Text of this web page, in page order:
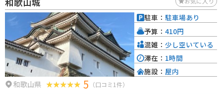
ぐりと呼ばれるイベントも開催されています。各所に展示されるひな人形が
春の訪れを告げます。
和歌山県 5 （口コミ1件）
駐車： 駐車場あり
予算： 410円
混雑： 少し空いている
滞在： 1時間
施設： 屋内